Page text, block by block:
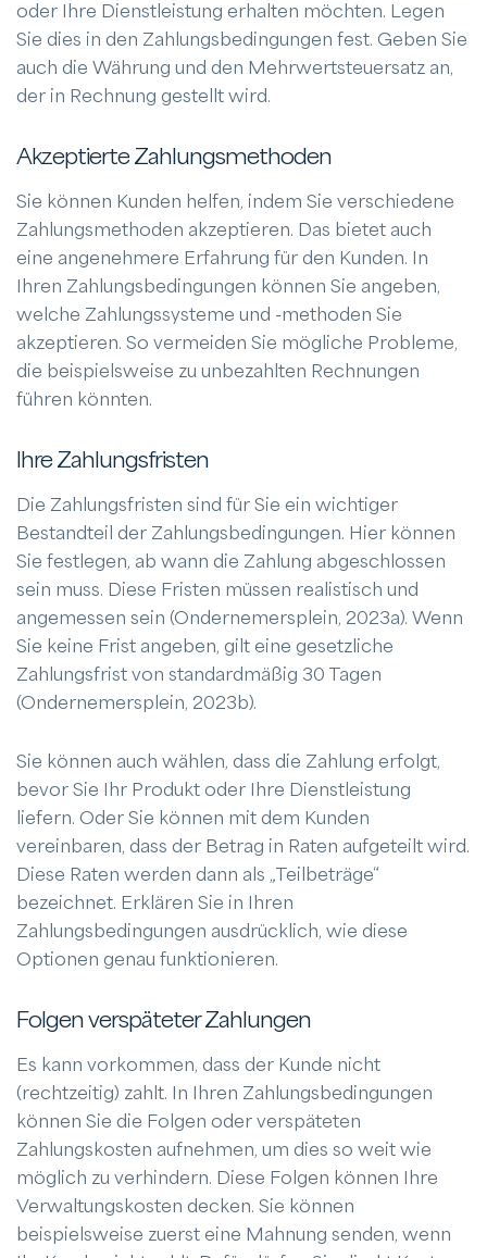
oder Ihre Dienstleistung erhalten möchten. Legen
Sie dies in den Zahlungsbedingungen fest. Geben Sie
auch die Währung und den Mehrwertsteuersatz an,
der in Rechnung gestellt wird.
Akzeptierte Zahlungsmethoden
Sie können Kunden helfen, indem Sie verschiedene
Zahlungsmethoden akzeptieren. Das bietet auch
eine angenehmere Erfahrung für den Kunden. In
Ihren Zahlungsbedingungen können Sie angeben,
welche Zahlungssysteme und -methoden Sie
akzeptieren. So vermeiden Sie mögliche Probleme,
die beispielsweise zu unbezahlten Rechnungen
führen könnten.
Ihre Zahlungsfristen
Die Zahlungsfristen sind für Sie ein wichtiger
Bestandteil der Zahlungsbedingungen. Hier können
Sie festlegen, ab wann die Zahlung abgeschlossen
sein muss. Diese Fristen müssen realistisch und
angemessen sein (Ondernemersplein, 2023a). Wenn
Sie keine Frist angeben, gilt eine gesetzliche
Zahlungsfrist von standardmäßig 30 Tagen
(Ondernemersplein, 2023b).
Sie können auch wählen, dass die Zahlung erfolgt,
bevor Sie Ihr Produkt oder Ihre Dienstleistung
liefern. Oder Sie können mit dem Kunden
vereinbaren, dass der Betrag in Raten aufgeteilt wird.
Diese Raten werden dann als „Teilbeträge“
bezeichnet. Erklären Sie in Ihren
Zahlungsbedingungen ausdrücklich, wie diese
Optionen genau funktionieren.
Folgen verspäteter Zahlungen
Es kann vorkommen, dass der Kunde nicht
(rechtzeitig) zahlt. In Ihren Zahlungsbedingungen
können Sie die Folgen oder verspäteten
Zahlungskosten aufnehmen, um dies so weit wie
möglich zu verhindern. Diese Folgen können Ihre
Verwaltungskosten decken. Sie können
beispielsweise zuerst eine Mahnung senden, wenn